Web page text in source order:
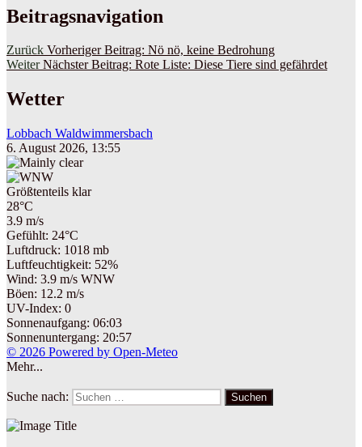
Beitragsnavigation
Zurück Vorheriger Beitrag: Nö nö, keine Bedrohung
Weiter Nächster Beitrag: Rote Liste: Diese Tiere sind gefährdet
Wetter
Lobbach Waldwimmersbach
6. August 2026, 13:55
Größtenteils klar
28°C
3.9 m/s
Gefühlt: 24°C
Luftdruck: 1018 mb
Luftfeuchtigkeit: 52%
Wind: 3.9 m/s WNW
Böen: 12.2 m/s
UV-Index: 0
Sonnenaufgang: 06:03
Sonnenuntergang: 20:57
© 2026 Powered by Open-Meteo
Mehr...
Suche nach: Suchen